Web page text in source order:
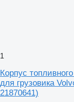
1
Корпус
для грузовика
21870641)